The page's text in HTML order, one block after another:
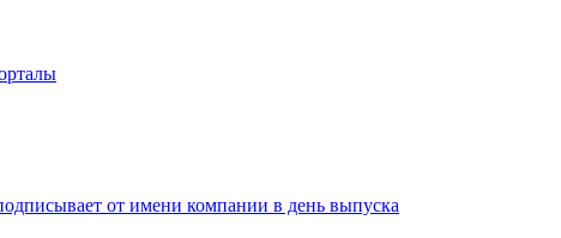
от имени компании в день выпуска